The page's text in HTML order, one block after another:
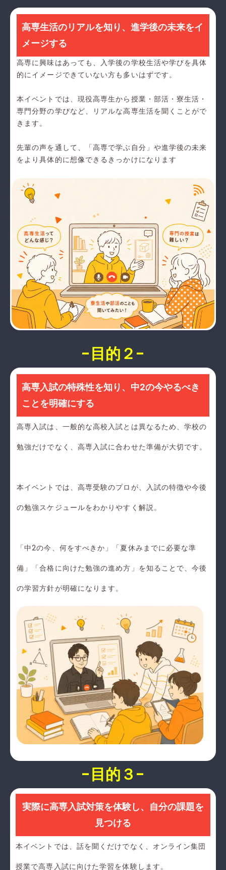
高専生活のリアルを知り、進学後の未来をイ
メージする
高専に興味はあっても、入学後の学校生活や学びを具体
的にイメージできていない方も多いはずです。
本イベントでは、現役高専生から授業・部活・寮生活・
専門分野の学びなど、リアルな高専生活を聞くことがで
きます。
先輩の声を通して、「高専で学ぶ自分」や進学後の未来
をより具体的に想像できるきっかけになります
-目的２-
高専入試の特殊性を知り、中2の今やるべき
ことを明確にする
高専入試は、一般的な高校入試とは異なるため、学校の
勉強だけでなく、高専入試に合わせた準備が大切です。
本イベントでは、高専受験のプロが、入試の特徴や今後
の勉強スケジュールをわかりやすく解説。
「中2の今、何をすべきか」「夏休みまでに必要な準
備」「合格に向けた勉強の進め方」を知ることで、今後
の学習方針が明確になります。
-目的３-
実際に高専入試対策を体験し、自分の課題を
見つける
本イベントでは、話を聞くだけでなく、オンライン集団
授業で高専入試に向けた学習を体験します。